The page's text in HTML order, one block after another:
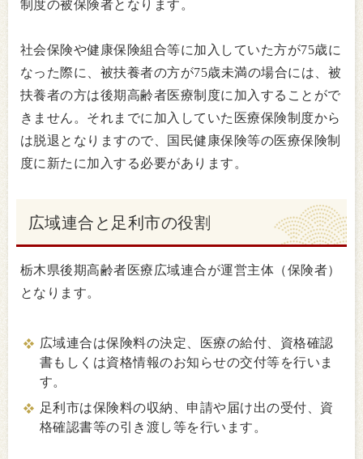
制度の被保険者となります。
社会保険や健康保険組合等に加入していた方が75歳に
なった際に、被扶養者の方が75歳未満の場合には、被
扶養者の方は後期高齢者医療制度に加入することがで
きません。それまでに加入していた医療保険制度から
は脱退となりますので、国民健康保険等の医療保険制
度に新たに加入する必要があります。
広域連合と足利市の役割
栃木県後期高齢者医療広域連合が運営主体（保険者）
となります。
広域連合は保険料の決定、医療の給付、資格確認
書もしくは資格情報のお知らせの交付等を行いま
す。
足利市は保険料の収納、申請や届け出の受付、資
格確認書等の引き渡し等を行います。